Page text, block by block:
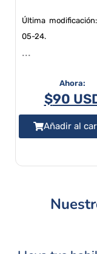
Última
05-24.
...
$90
Añadir al